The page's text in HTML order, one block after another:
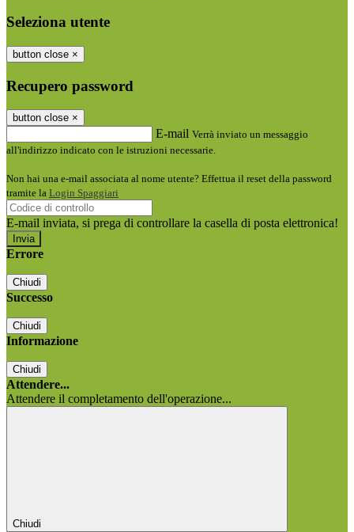
Seleziona utente
button close ×
Recupero password
button close ×
E-mail Verrà inviato un messaggio
all'indirizzo indicato con le istruzioni necessarie.
Non hai una e-mail associata al nome utente? Effettua il reset della password
tramite la Login Spaggiari
E-mail inviata, si prega di controllare la casella di posta elettronica!
Errore
Chiudi
Successo
Chiudi
Informazione
Chiudi
Attendere...
Attendere il completamento dell'operazione...
Chiudi